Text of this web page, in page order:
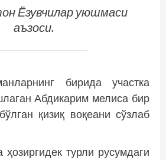
Ёзувчилар уюшмаси
аъзоси.
бирида участка
Абдикарим мелиса бир
қизиқ воқеани сўзлаб
турли русумдаги